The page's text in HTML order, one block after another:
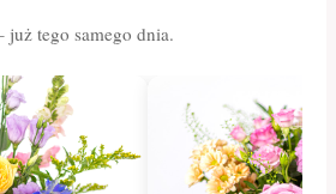
już tego samego dnia.